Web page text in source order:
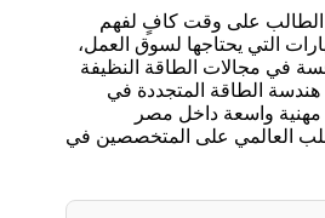
الطالب على وقت كافٍ لفهم
التي يحتاجها لسوق العمل،
في مجالات الطاقة النظيفة
هندسة الطاقة المتجددة في
واسعة داخل مصر
العالمي على المتخصصين في